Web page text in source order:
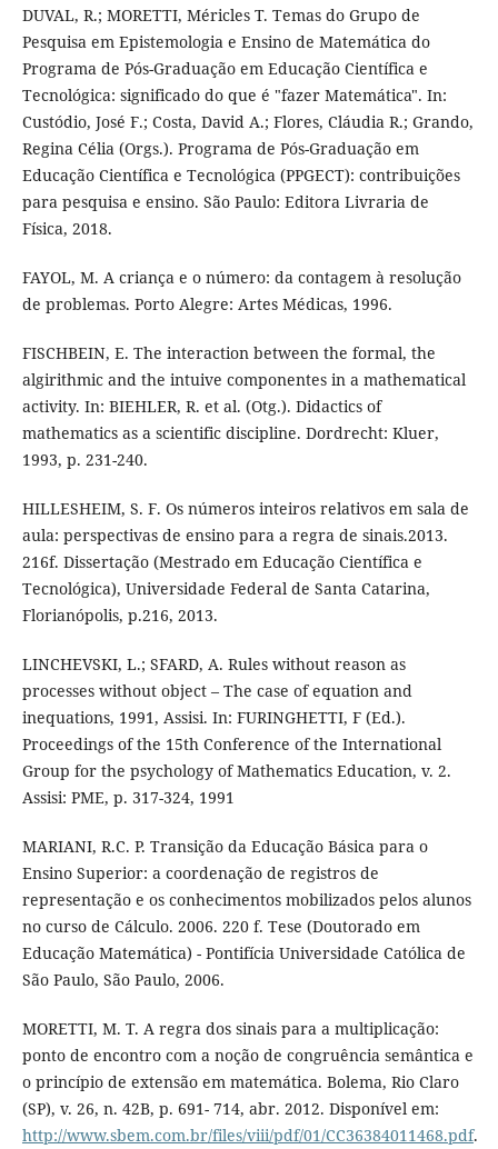
DUVAL, R.; MORETTI, Méricles T. Temas do Grupo de
Pesquisa em Epistemologia e Ensino de Matemática do
Programa de Pós-Graduação em Educação Científica e
Tecnológica: significado do que é "fazer Matemática". In:
Custódio, José F.; Costa, David A.; Flores, Cláudia R.; Grando,
Regina Célia (Orgs.). Programa de Pós-Graduação em
Educação Científica e Tecnológica (PPGECT): contribuições
para pesquisa e ensino. São Paulo: Editora Livraria de
Física, 2018.
FAYOL, M. A criança e o número: da contagem à resolução
de problemas. Porto Alegre: Artes Médicas, 1996.
FISCHBEIN, E. The interaction between the formal, the
algirithmic and the intuive componentes in a mathematical
activity. In: BIEHLER, R. et al. (Otg.). Didactics of
mathematics as a scientific discipline. Dordrecht: Kluer,
1993, p. 231-240.
HILLESHEIM, S. F. Os números inteiros relativos em sala de
aula: perspectivas de ensino para a regra de sinais.2013.
216f. Dissertação (Mestrado em Educação Científica e
Tecnológica), Universidade Federal de Santa Catarina,
Florianópolis, p.216, 2013.
LINCHEVSKI, L.; SFARD, A. Rules without reason as
processes without object – The case of equation and
inequations, 1991, Assisi. In: FURINGHETTI, F (Ed.).
Proceedings of the 15th Conference of the International
Group for the psychology of Mathematics Education, v. 2.
Assisi: PME, p. 317-324, 1991
MARIANI, R.C. P. Transição da Educação Básica para o
Ensino Superior: a coordenação de registros de
representação e os conhecimentos mobilizados pelos alunos
no curso de Cálculo. 2006. 220 f. Tese (Doutorado em
Educação Matemática) - Pontifícia Universidade Católica de
São Paulo, São Paulo, 2006.
MORETTI, M. T. A regra dos sinais para a multiplicação:
ponto de encontro com a noção de congruência semântica e
o princípio de extensão em matemática. Bolema, Rio Claro
(SP), v. 26, n. 42B, p. 691- 714, abr. 2012. Disponível em:
http://www.sbem.com.br/files/viii/pdf/01/CC36384011468.pdf.